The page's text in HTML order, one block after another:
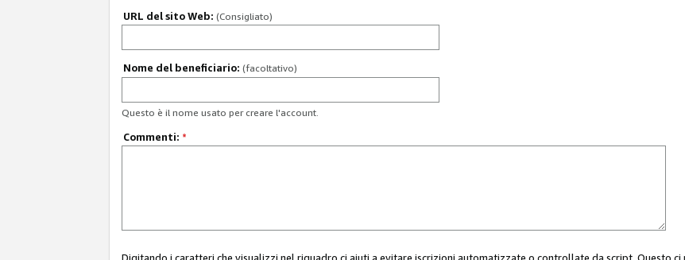
URL del sito Web: (Consigliato)
Nome del beneficiario: (facoltativo)
Questo è il nome usato per creare l'account.
Commenti: *